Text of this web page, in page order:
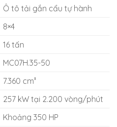
Ô tô tải gắn cẩu tự hành
8×4
16 tấn
MC07H.35-50
7.360 cm³
257 kW tại 2.200 vòng/phút
Khoảng 350 HP